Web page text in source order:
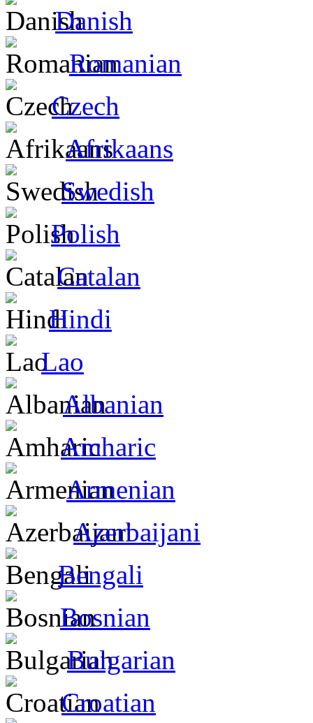
Danish
Romanian
Czech
Afrikaans
Swedish
Polish
Catalan
Hindi
Lao
Albanian
Amharic
Armenian
Azerbaijani
Bengali
Bosnian
Bulgarian
Croatian